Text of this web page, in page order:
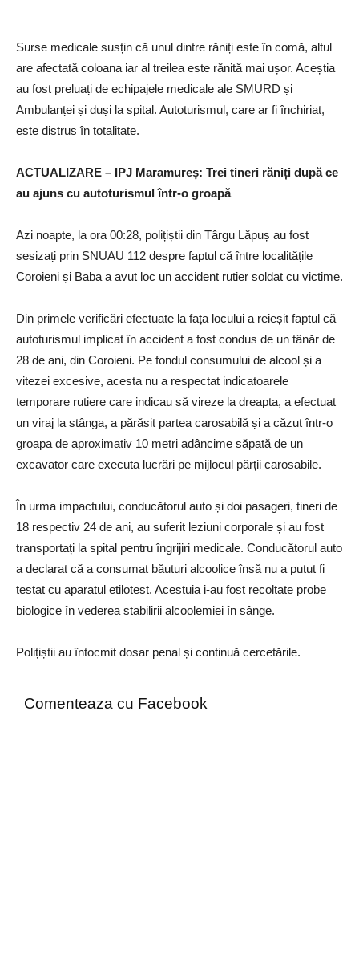
Surse medicale susțin că unul dintre răniți este în comă, altul
are afectată coloana iar al treilea este rănită mai ușor. Aceștia
au fost preluați de echipajele medicale ale SMURD și
Ambulanței și duși la spital. Autoturismul, care ar fi închiriat,
este distrus în totalitate.
ACTUALIZARE – IPJ Maramureș: Trei tineri răniți după ce
au ajuns cu autoturismul într-o groapă
Azi noapte, la ora 00:28, polițiștii din Târgu Lăpuș au fost
sesizați prin SNUAU 112 despre faptul că între localitățile
Coroieni și Baba a avut loc un accident rutier soldat cu victime.
Din primele verificări efectuate la fața locului a reieșit faptul că
autoturismul implicat în accident a fost condus de un tânăr de
28 de ani, din Coroieni. Pe fondul consumului de alcool și a
vitezei excesive, acesta nu a respectat indicatoarele
temporare rutiere care indicau să vireze la dreapta, a efectuat
un viraj la stânga, a părăsit partea carosabilă și a căzut într-o
groapa de aproximativ 10 metri adâncime săpată de un
excavator care executa lucrări pe mijlocul părții carosabile.
În urma impactului, conducătorul auto și doi pasageri, tineri de
18 respectiv 24 de ani, au suferit leziuni corporale și au fost
transportați la spital pentru îngrijiri medicale. Conducătorul auto
a declarat că a consumat băuturi alcoolice însă nu a putut fi
testat cu aparatul etilotest. Acestuia i-au fost recoltate probe
biologice în vederea stabilirii alcoolemiei în sânge.
Polițiștii au întocmit dosar penal și continuă cercetările.
Comenteaza cu Facebook